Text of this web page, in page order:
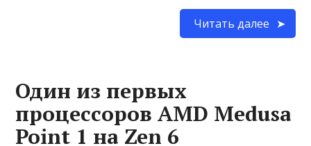
Читать далее
Один из первых
процессоров AMD Medusa
Point 1 на Zen 6